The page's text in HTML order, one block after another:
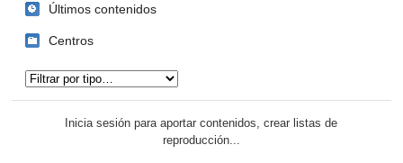
Últimos contenidos
Centros
Inicia sesión para aportar contenidos, crear listas de
reproducción...